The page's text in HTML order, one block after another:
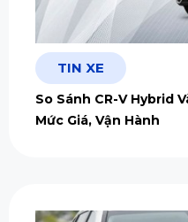
TIN XE
So Sánh CR-V Hybrid
Mức Giá, Vận Hành